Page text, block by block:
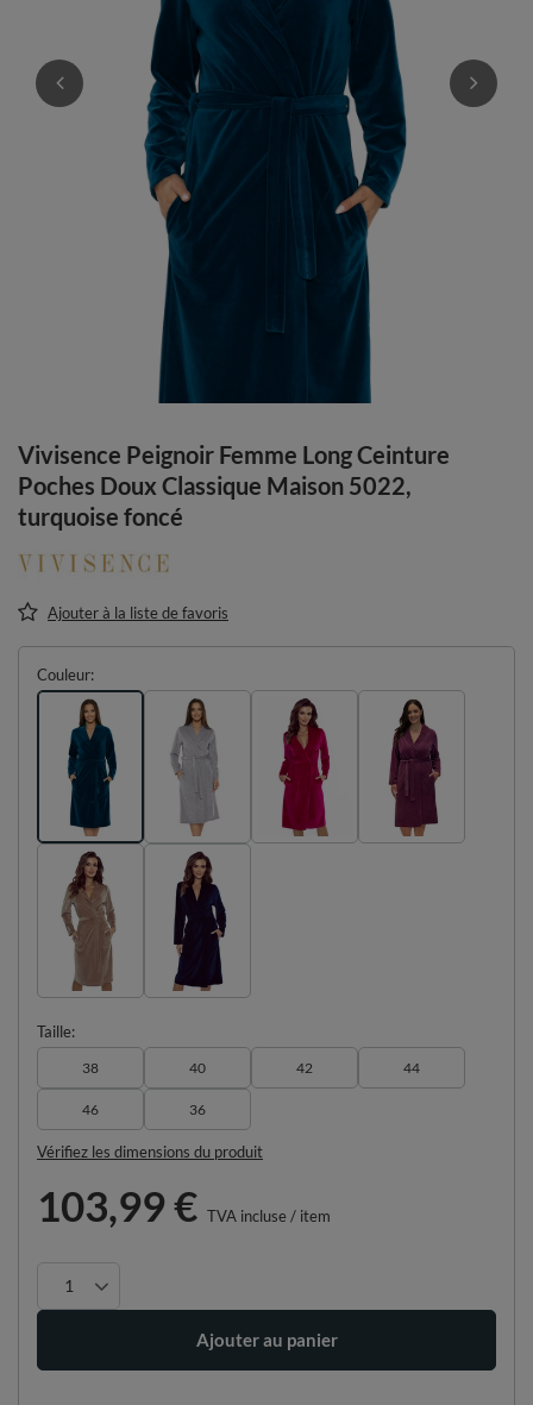
Vivisence Peignoir Femme Long Ceinture
Poches Doux Classique Maison 5022,
turquoise foncé
Ajouter à la liste de favoris
Couleur
Taille
38 40 42 44
46 36
Vérifiez les dimensions du produit
103,99 € TVA incluse/ item
Ajouter au panier